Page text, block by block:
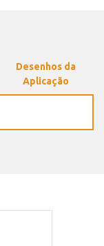
Desenhos da
Aplicação